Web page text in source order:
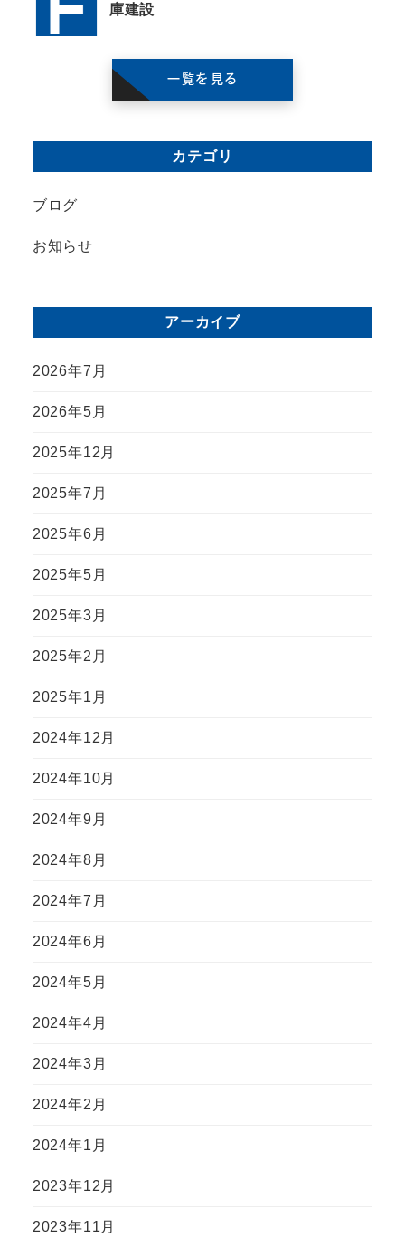
庫建設
一覧を見る
カテゴリ
ブログ
お知らせ
アーカイブ
2026年7月
2026年5月
2025年12月
2025年7月
2025年6月
2025年5月
2025年3月
2025年2月
2025年1月
2024年12月
2024年10月
2024年9月
2024年8月
2024年7月
2024年6月
2024年5月
2024年4月
2024年3月
2024年2月
2024年1月
2023年12月
2023年11月